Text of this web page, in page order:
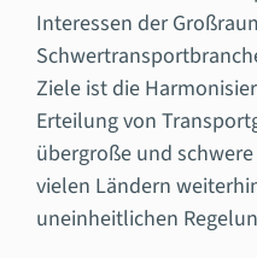
Interessen der
Ziele ist die
Erteilung von
übergroße und
vielen Ländern
uneinheitlichen